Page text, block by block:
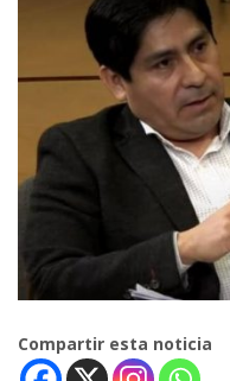
Compartir esta noticia